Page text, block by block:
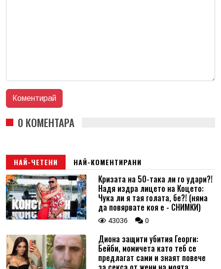
0 КОМЕНТАРА
НАЙ-ЧЕТЕНИ НАЙ-КОМЕНТИРАНИ
Кризата на 50-така ли го удари?!
Надя издра лицето на Коцето:
Чука ли я тая голата, бе?! (няма
да повярвате коя е - СНИМКИ)
43036 0
Диона защити убития Георги:
Бейби, момичета като теб се
предлагат сами и знаят повече